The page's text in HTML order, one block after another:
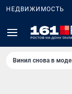
НЕДВИЖИМОСТЬ
Винил снова в моде